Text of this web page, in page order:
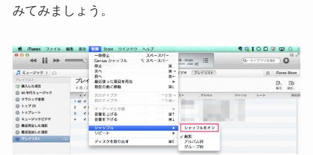
みてみましょう。